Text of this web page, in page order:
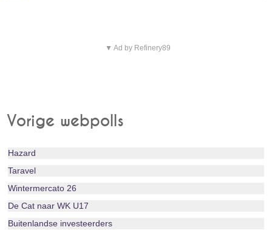
▼ Ad by Refinery89
Vorige webpolls
Hazard
Taravel
Wintermercato 26
De Cat naar WK U17
Buitenlandse investeerders